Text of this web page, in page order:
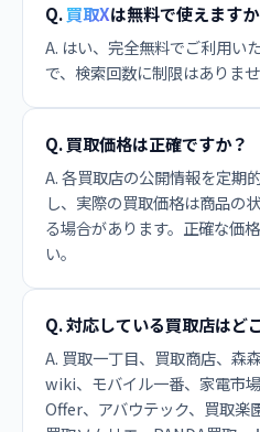
Q.買取Xは無料で使えます
A. はい、完全無料でご利用い
で、検索回数に制限はありませ
Q. 買取価格は正確ですか？
A. 各買取店の公開情報を定期
し、実際の買取価格は商品の
る場合があります。正確な価
い。
Q. 対応している買取店はど
A. 買取一丁目、買取商店、森
wiki、モバイル一番、家電市
Offer、アバウテック、買取楽